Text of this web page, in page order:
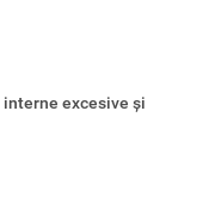
excesive și